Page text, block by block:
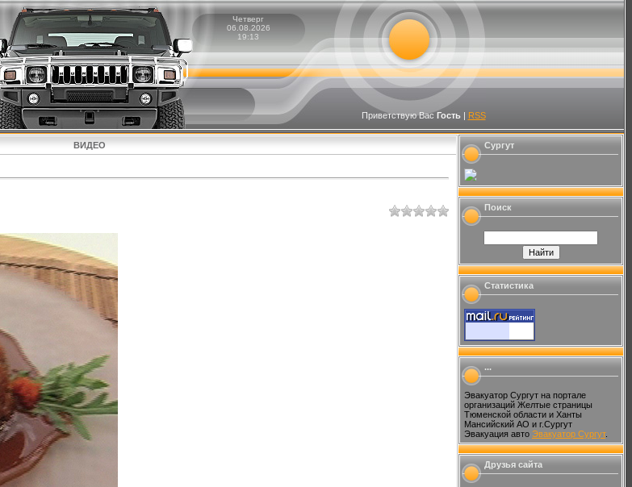
Четверг
06.08.2026
19:13
Приветствую Вас Гость| RSS
ВИДЕО Сургут
Поиск
Статистика
...
Эвакуатор Сургут на портале
организаций Желтые страницы
Тюменской области и Ханты
Мансийский АО и г.Сургут
Эвакуация авто Эвакуатор Сургут.
Друзья сайта